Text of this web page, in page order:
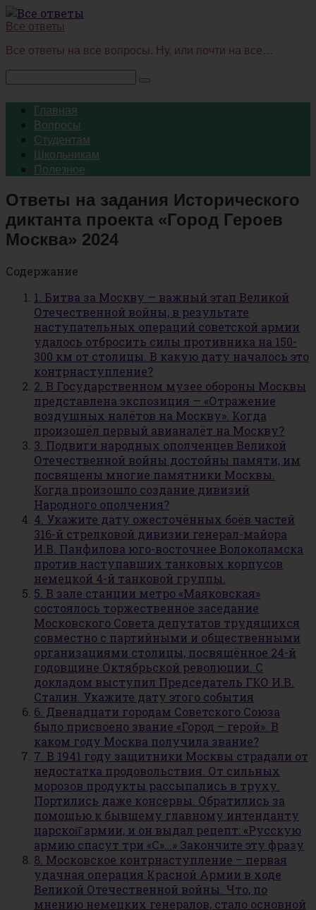
Перейти
кВсе ответы
Все ответы на все вопросы. Ну, или почти на все…
Поиск:
Главная
Вопросы
Студентам
Школьникам
Полезное
Ответы на задания Исторического
диктанта проекта «Город Героев
Москва» 2024
Содержание
1. Битва за Москву — важный этап Великой
Отечественной войны, в результате
наступательных операций советской армии
удалось отбросить силы противника на 150-
300 км от столицы. В какую дату началось это
контрнаступление?
2. В Государственном музее обороны Москвы
представлена экспозиция — «Отражение
воздушных налётов на Москву». Когда
произошёл первый авианалёт на Москву?
3. Подвиги народных ополченцев Великой
Отечественной войны достойны памяти, им
посвящены многие памятники Москвы.
Когда произошло создание дивизий
Народного ополчения?
4. Укажите дату ожесточённых боёв частей
316-й стрелковой дивизии генерал-майора
И.В. Панфилова юго-восточнее Волоколамска
против наступавших танковых корпусов
немецкой 4-й танковой группы.
5. В зале станции метро «Маяковская»
состоялось торжественное заседание
Московского Совета депутатов трудящихся
совместно с партийными и общественными
организациями столицы, посвящённое 24-й
годовщине Октябрьской революции. С
докладом выступил Председатель ГКО И.В.
Сталин. Укажите дату этого события
6. Двенадцати городам Советского Союза
было присвоено звание «Город – герой». В
каком году Москва получила звание?
7. В 1941 году защитники Москвы страдали от
недостатка продовольствия. От сильных
морозов продукты рассыпались в труху.
Портились даже консервы. Обратились за
помощью к бывшему главному интенданту
царской̆ армии, и он выдал рецепт: «Русскую
армию спасут три «С»…» Закончите эту фразу
8. Московское контрнаступление – первая
удачная операция Красной Армии в ходе
Великой Отечественной войны. Что, по
мнению немецких генералов, стало основной